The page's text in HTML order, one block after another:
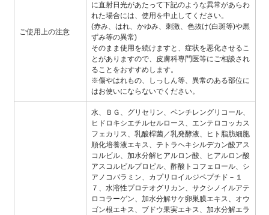
ご使用上の注意
に直射日光があたって下記のような異常があらわ
れた場合には、使用を中止してください。
(赤み、はれ、かゆみ、刺激、色抜け(白斑等)や黒
ずみ等の異常)
そのまま使用を続けますと、症状を悪化させるこ
とがありますので、皮膚科専門医等にご相談され
ることをおすすめします。
※傷やはれもの、しっしん等、異常のある部位に
はお使いにならないでください。
水、ＢＧ、グリセリン、ペンチレングリコール、
ヒドロキシエチルセルロース、エンテロコッカス
フェカリス、乳酸桿菌／乳発酵液、ヒト脂肪細胞
順化培養液エキス、テトラヘキシルデカン酸アス
コルビル、加水分解ヒアルロン酸、ヒアルロン酸
アスコルビルプロピル、酢酸トコフェロール、シ
アノコバラミン、カプリロイルジペプチド－１
７、水溶性プロテオグリカン、サクシノイルアテ
ロコラーゲン、加水分解サケ卵巣膜エキス、オウ
ゴン根エキス、ブドウ果実エキス、加水分解エラ